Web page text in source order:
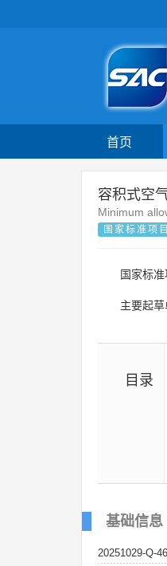
首页
容积式空
Minimum
国家标准项目
国家标
主要起草
目录
基础信息
20251029-Q-